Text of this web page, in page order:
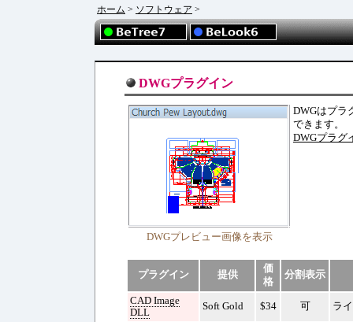
ホーム > ソフトウェア >
DWGプラグイン
DWGはプラ
できます。
DWGプラグ
DWGプレビュー画像を表示
プラグイン 提供
価
格
分割表示
CAD Image
DLL
Soft Gold $34 可 ラ